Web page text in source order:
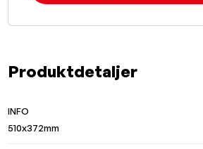
Produktdetaljer
INFO
510x372mm